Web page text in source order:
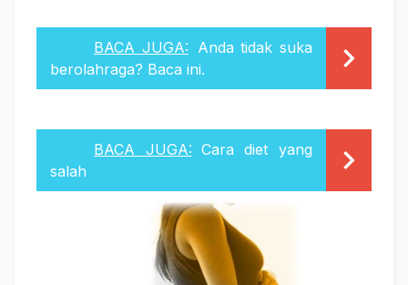
BACA JUGA: Anda tidak suka
berolahraga? Baca ini.
BACA JUGA: Cara diet yang
salah